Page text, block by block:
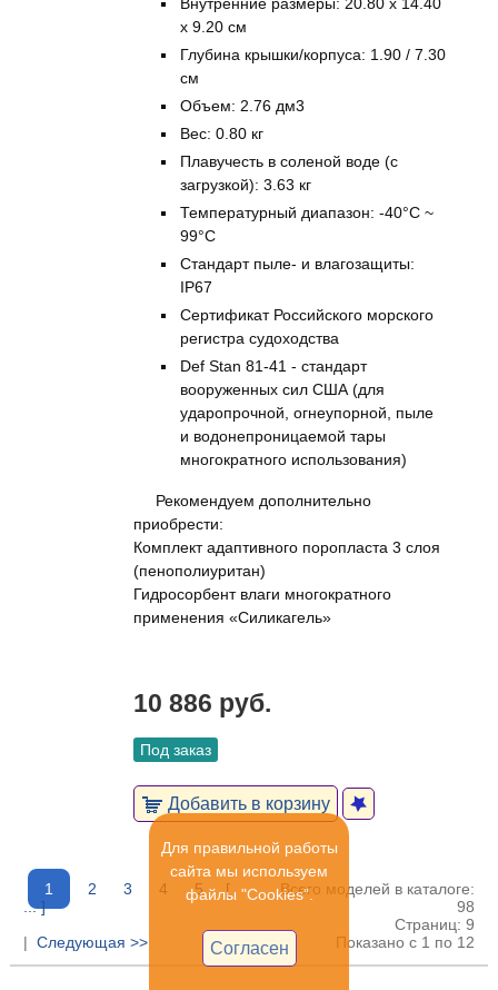
x 9.20 см
Глубина крышки/корпуса: 1.90 / 7.30
см
Объем: 2.76 дм3
Вес: 0.80 кг
Плавучесть в соленой воде (с
загрузкой): 3.63 кг
Температурный диапазон: -40°C ~
99°C
Стандарт пыле- и влагозащиты:
IP67
Сертификат Российского морского
регистра судоходства
Def Stan 81-41 - стандарт
вооруженных сил США (для
ударопрочной, огнеупорной, пыле
и водонепроницаемой тары
многократного использования)
Рекомендуем дополнительно
приобрести:
Комплект адаптивного поропласта 3 слоя
(пенополиуритан)
Гидросорбент влаги многократного
применения «Силикагель»
10 886 руб.
Под заказ
Добавить в корзину
1 2 3 4 5
[
... ]
| Следующая >>
Всего моделей в каталоге:
98
Страниц: 9
Показано с 1 по 12
Для правильной работы
сайта мы используем
файлы "Cookies".
Согласен